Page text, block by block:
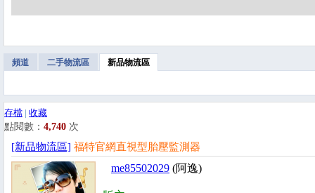
頻道 二手物流區 新品物流區
存檔 | 收藏
點閱數： 4,740 次
[新品物流區] 福特官網直視型胎壓監測器
me85502029 (阿逸)